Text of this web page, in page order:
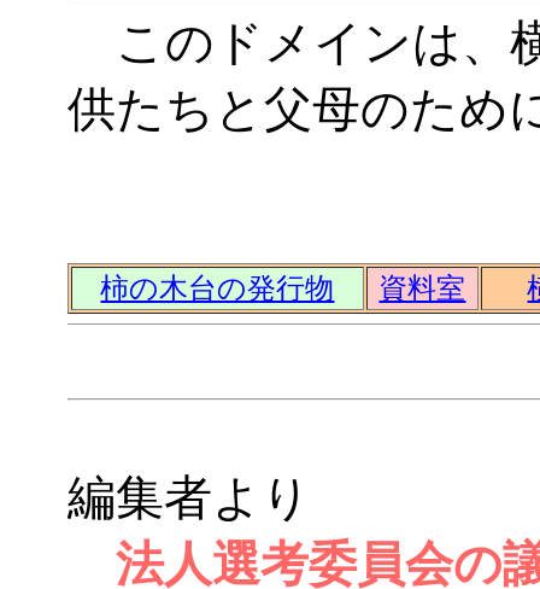
このドメインは、
供たちと父母のため
柿の木台の発行物 資料室
編集者より
法人選考委員会の